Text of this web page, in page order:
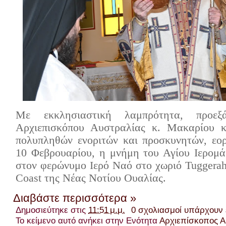
Με εκκλησιαστική λαμπρότητα,
Αρχιεπισκόπου Αυστραλίας κ. Μακαρίου
πολυπληθών ενοριτών και προσκυνητών,
10 Φεβρουαρίου, η μνήμη του Αγίου
στον φερώνυμο Ιερό Ναό στο χωριό
Coast της Νέας Νοτίου Ουαλίας.
Διαβάστε περισσότερα »
Δημοσιεύτηκε στις 11:51 μ.μ.
0 σχολιασμοί
Το κείμενο αυτό ανήκει στην ΕνότηταΑρχιεπίσκοπος